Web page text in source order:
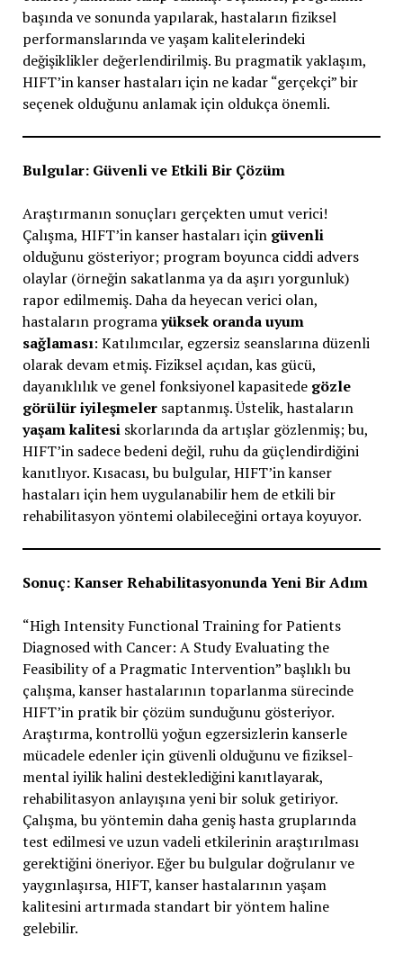
başında ve sonunda yapılarak, hastaların fiziksel
performanslarında ve yaşam kalitelerindeki
değişiklikler değerlendirilmiş. Bu pragmatik yaklaşım,
HIFT’in kanser hastaları için ne kadar “gerçekçi” bir
seçenek olduğunu anlamak için oldukça önemli.
Bulgular: Güvenli ve Etkili Bir Çözüm
Araştırmanın sonuçları gerçekten umut verici!
Çalışma, HIFT’in kanser hastaları için güvenli
olduğunu gösteriyor; program boyunca ciddi advers
olaylar (örneğin sakatlanma ya da aşırı yorgunluk)
rapor edilmemiş. Daha da heyecan verici olan,
hastaların programayüksek oranda uyum
sağlaması: Katılımcılar, egzersiz seanslarına düzenli
olarak devam etmiş. Fiziksel açıdan, kas gücü,
dayanıklılık ve genel fonksiyonel kapasitede gözle
görülür iyileşmelersaptanmış. Üstelik, hastaların
yaşam kalitesiskorlarında da artışlar gözlenmiş; bu,
HIFT’in sadece bedeni değil, ruhu da güçlendirdiğini
kanıtlıyor. Kısacası, bu bulgular, HIFT’in kanser
hastaları için hem uygulanabilir hem de etkili bir
rehabilitasyon yöntemi olabileceğini ortaya koyuyor.
Sonuç: Kanser Rehabilitasyonunda Yeni Bir Adım
“High Intensity Functional Training for Patients
Diagnosed with Cancer: A Study Evaluating the
Feasibility of a Pragmatic Intervention” başlıklı bu
çalışma, kanser hastalarının toparlanma sürecinde
HIFT’in pratik bir çözüm sunduğunu gösteriyor.
Araştırma, kontrollü yoğun egzersizlerin kanserle
mücadele edenler için güvenli olduğunu ve fiziksel-
mental iyilik halini desteklediğini kanıtlayarak,
rehabilitasyon anlayışına yeni bir soluk getiriyor.
Çalışma, bu yöntemin daha geniş hasta gruplarında
test edilmesi ve uzun vadeli etkilerinin araştırılması
gerektiğini öneriyor. Eğer bu bulgular doğrulanır ve
yaygınlaşırsa, HIFT, kanser hastalarının yaşam
kalitesini artırmada standart bir yöntem haline
gelebilir.